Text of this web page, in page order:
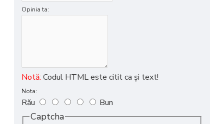
Opinia ta:
Notă: Codul HTML este citit ca şi text!
Nota:
Rău Bun
Captcha